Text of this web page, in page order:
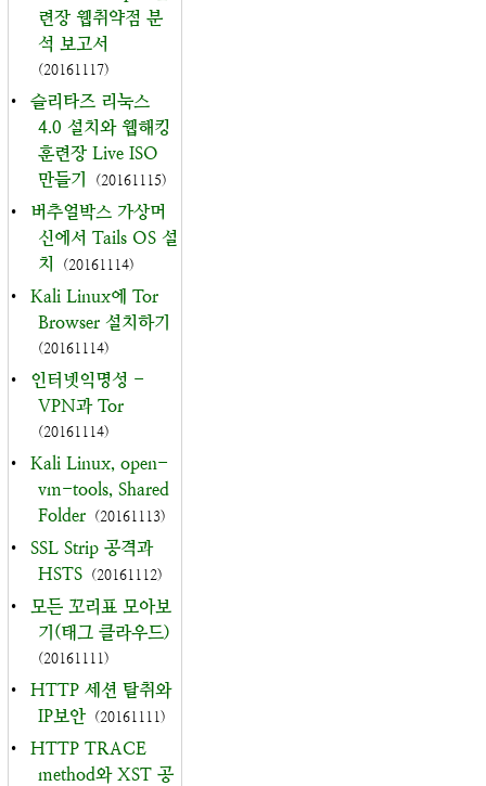
련장 웹취약점 분
석 보고서
(20161117)
•
슬리타즈 리눅스
4.0 설치와 웹해킹
훈련장 Live ISO
만들기
(20161115)
•
버추얼박스 가상머
신에서 Tails OS 설
치
(20161114)
•
Kali Linux에 Tor
Browser 설치하기
(20161114)
•
인터넷익명성 -
VPN과 Tor
(20161114)
•
Kali Linux, open-
vm-tools, Shared
Folder (20161113)
•
SSL Strip 공격과
HSTS (20161112)
•
모든 꼬리표 모아보
기(태그 클라우드)
(20161111)
•
HTTP 세션 탈취와
IP보안 (20161111)
•
HTTP TRACE
method와 XST 공